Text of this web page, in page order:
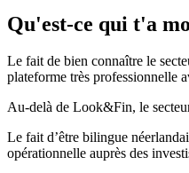
Qu'est-ce qui t'a
Le fait de bien connaître le
plateforme très professionnelle
Au-delà de Look&Fin, le
Le fait d’être bilingue
opérationnelle auprès des